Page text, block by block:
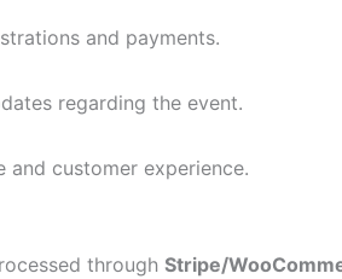
and payments.
regarding the event.
and customer experience.
through Stripe/